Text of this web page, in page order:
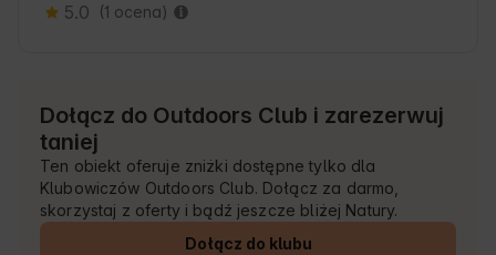
5.0 (1 ocena)
Dołącz do Outdoors Club i zarezerwuj
taniej
Ten obiekt oferuje zniżki dostępne tylko dla
Klubowiczów Outdoors Club. Dołącz za darmo,
skorzystaj z oferty i bądź jeszcze bliżej Natury.
Dołącz do klubu